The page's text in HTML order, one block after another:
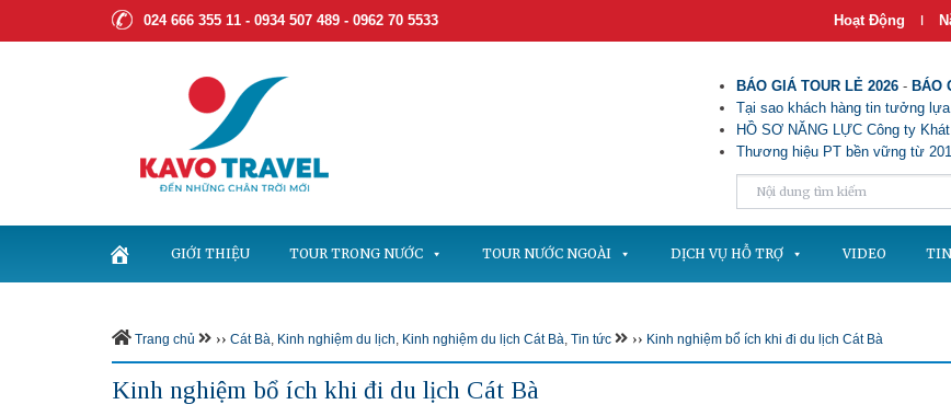
024 666 355 11 - 0934 507 489 - 0962 70 5533 Hoạt Động |
BÁO GIÁ TOUR LẺ 2026 - BÁO
Tại sao khách hàng tin tưởng
HỒ SƠ NĂNG LỰC Công ty
Thương hiệu PT bền vững từ
GIỚI THIỆU TOUR TRONG NƯỚC TOUR NƯỚC NGOÀI DỊCH VỤ HỖ TRỢ VIDEO
Trang chủ ›› Cát Bà, Kinh nghiệm du lịch, Kinh nghiệm du lịch Cát Bà, Tin tức ›› Kinh nghiệm bổ ích khi đi du lịch Cát Bà
Kinh nghiệm bổ ích khi đi du lịch Cát Bà